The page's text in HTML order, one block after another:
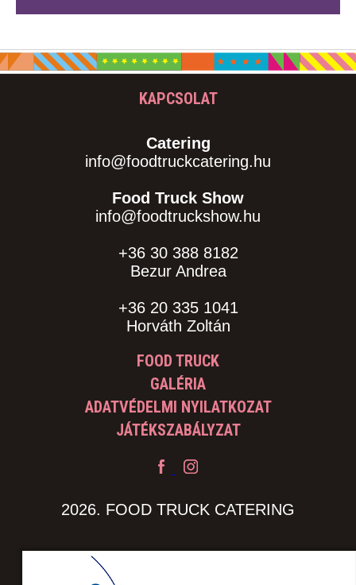
KAPCSOLAT
Catering
info@foodtruckcatering.hu
Food Truck Show
info@foodtruckshow.hu
+36 30 388 8182
Bezur Andrea
+36 20 335 1041
Horváth Zoltán
FOOD TRUCK
GALÉRIA
ADATVÉDELMI NYILATKOZAT
JÁTÉKSZABÁLYZAT
2026. FOOD TRUCK CATERING